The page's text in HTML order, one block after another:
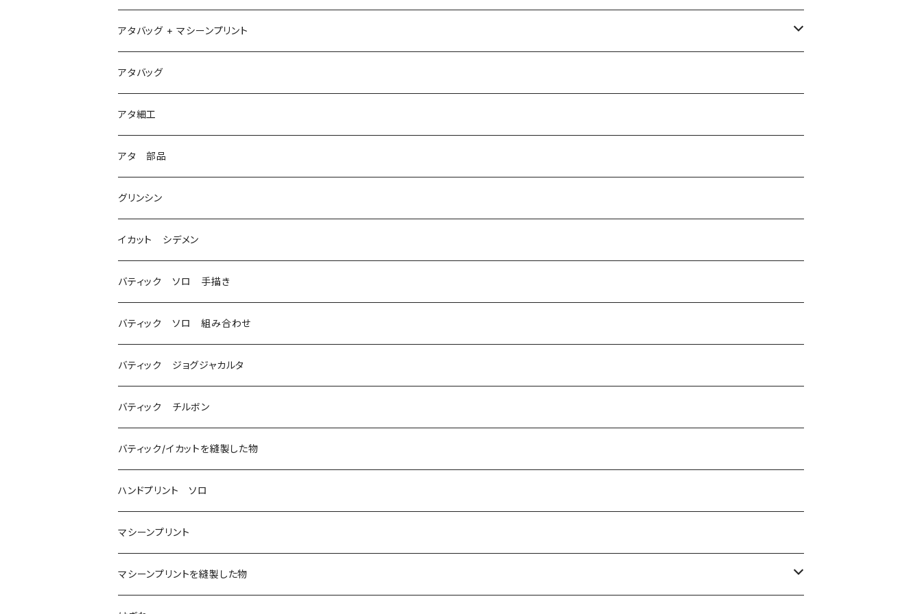
アタバッグ + マシーンプリント
1
2
3
アタバッグ
アタ細工
アタ 部品
グリンシン
イカット シデメン
バティック ソロ 手描き
バティック ソロ 組み合わせ
バティック ジョグジャカルタ
バティック チルボン
バティック/イカットを縫製した物
ハンドプリント ソロ
マシーンプリント
マシーンプリントを縫製した物